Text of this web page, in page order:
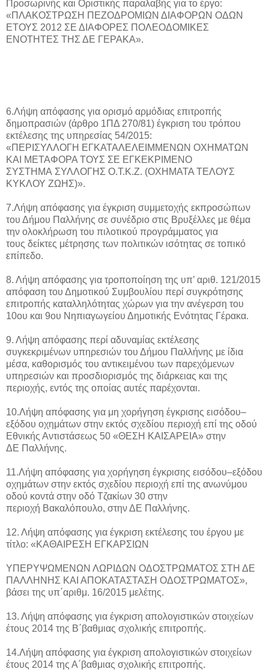
Προσωρινής και Οριστικής παραλαβής για το έργο:
«ΠΛΑΚΟΣΤΡΩΣΗ ΠΕΖΟΔΡΟΜΙΩΝ ΔΙΑΦΟΡΩΝ ΟΔΩΝ
ΕΤΟΥΣ 2012 ΣΕ ΔΙΑΦΟΡΕΣ ΠΟΛΕΟΔΟΜΙΚΕΣ
ΕΝΟΤΗΤΕΣ ΤΗΣ ΔΕ ΓΕΡΑΚΑ».
6.Λήψη απόφασης για ορισμό αρμόδιας επιτροπής
δημοπρασιών (άρθρο 1ΠΔ 270/81) έγκριση του τρόπου
εκτέλεσης της υπηρεσίας 54/2015:
«ΠΕΡΙΣΥΛΛΟΓΗ ΕΓΚΑΤΑΛΕΛΕΙΜΜΕΝΩΝ ΟΧΗΜΑΤΩΝ
ΚΑΙ ΜΕΤΑΦΟΡΑ ΤΟΥΣ ΣΕ ΕΓΚΕΚΡΙΜΕΝΟ
ΣΥΣΤΗΜΑ ΣΥΛΛΟΓΗΣ Ο.Τ.Κ.Ζ. (ΟΧΗΜΑΤΑ ΤΕΛΟΥΣ
ΚΥΚΛΟΥ ΖΩΗΣ)».
7.Λήψη απόφασης για έγκριση συμμετοχής εκπροσώπων
του Δήμου Παλλήνης σε συνέδριο στις Βρυξέλλες με θέμα
την ολοκλήρωση του πιλοτικού προγράμματος για
τους δείκτες μέτρησης των πολιτικών ισότητας σε τοπικό
επίπεδο.
8. Λήψη απόφασης για τροποποίηση της υπ’ αριθ. 121/2015
απόφαση του Δημοτικού Συμβουλίου περί συγκρότησης
επιτροπής καταλληλότητας χώρων για την ανέγερση του
10ου και 9ου Νηπιαγωγείου Δημοτικής Ενότητας Γέρακα.
9. Λήψη απόφασης περί αδυναμίας εκτέλεσης
συγκεκριμένων υπηρεσιών του Δήμου Παλλήνης με ίδια
μέσα, καθορισμός του αντικειμένου των παρεχόμενων
υπηρεσιών και προσδιορισμός της διάρκειας και της
περιοχής, εντός της οποίας αυτές παρέχονται.
10.Λήψη απόφασης για μη χορήγηση έγκρισης εισόδου–
εξόδου οχημάτων στην εκτός σχεδίου περιοχή επί της οδού
Εθνικής Αντιστάσεως 50 «ΘΕΣΗ ΚΑΙΣΑΡΕΙΑ» στην
ΔΕ Παλλήνης.
11.Λήψη απόφασης για χορήγηση έγκρισης εισόδου–εξόδου
οχημάτων στην εκτός σχεδίου περιοχή επί της ανωνύμου
οδού κοντά στην οδό Τζακίων 30 στην
περιοχή Βακαλόπουλο, στην ΔΕ Παλλήνης.
12. Λήψη απόφασης για έγκριση εκτέλεσης του έργου με
τίτλο: «ΚΑΘΑΙΡΕΣΗ ΕΓΚΑΡΣΙΩΝ
ΥΠΕΡΥΨΩΜΕΝΩΝ ΛΩΡΙΔΩΝ ΟΔΟΣΤΡΩΜΑΤΟΣ ΣΤΗ ΔΕ
ΠΑΛΛΗΝΗΣ ΚΑΙ ΑΠΟΚΑΤΑΣΤΑΣΗ ΟΔΟΣΤΡΩΜΑΤΟΣ»,
βάσει της υπ΄αριθμ. 16/2015 μελέτης.
13. Λήψη απόφασης για έγκριση απολογιστικών στοιχείων
έτους 2014 της Β΄βαθμιας σχολικής επιτροπής.
14.Λήψη απόφασης για έγκριση απολογιστικών στοιχείων
έτους 2014 της Α΄βαθμιας σχολικής επιτροπής.